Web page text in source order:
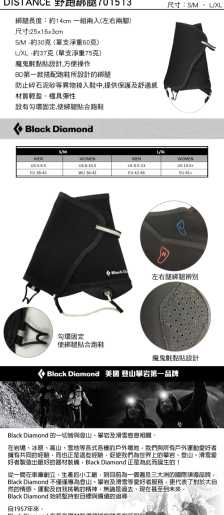
權轉讓予恩沛科技股份有限公司。
https://aftee.tw/terms/#terms3
３．未成年的使用者請事先徵得法定代理人或監護人之同意方可使用
「AFTEE先享後付」，若未經同意申辦者引起之損失，本公司不負相關責
任。
４．使用「AFTEE先享後付」時，將依據個別帳號之用戶狀況，依本公司即
時審查核予不同之上限額度；若仍有額度不足之情形，本公司將視審查結果
請求用戶進行身份認證。
５．嚴禁一人註冊多個帳號或使用他人資訊註冊。若發現惡意使用之情形，
恩沛科技股份有限公司將有權停止該用戶之使用額度並採取法律行動。
每筆NT$130，滿NT$3,000(含以上)免運費